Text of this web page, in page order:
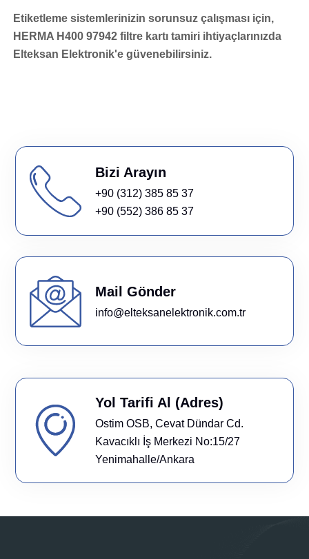
Etiketleme sistemlerinizin sorunsuz çalışması için,
HERMA H400 97942 filtre kartı tamiri ihtiyaçlarınızda
Elteksan Elektronik'e güvenebilirsiniz.
Bizi Arayın
+90 (312) 385 85 37
+90 (552) 386 85 37
Mail Gönder
info@elteksanelektronik.com.tr
Yol Tarifi Al (Adres)
Ostim OSB, Cevat Dündar Cd.
Kavacıklı İş Merkezi No:15/27
Yenimahalle/Ankara